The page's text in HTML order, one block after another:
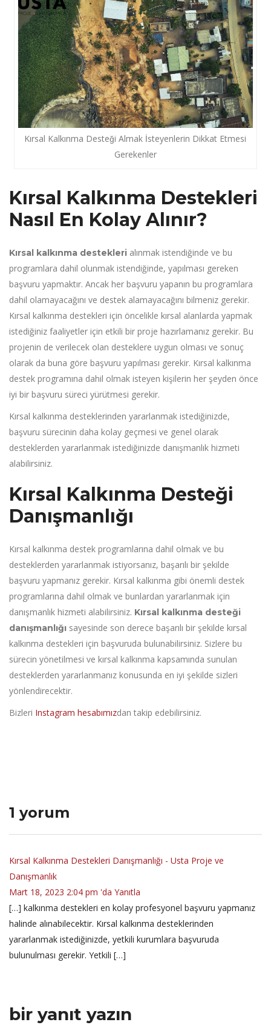
Kırsal Kalkınma Desteği Almak İsteyenlerin Dikkat Etmesi
Gerekenler
Kırsal Kalkınma Destekleri
Nasıl En Kolay Alınır?
Kırsal kalkınma destekleri alınmak istendiğinde ve bu
programlara dahil olunmak istendiğinde, yapılması gereken
başvuru yapmaktır. Ancak her başvuru yapanın bu programlara
dahil olamayacağını ve destek alamayacağını bilmeniz gerekir.
Kırsal kalkınma destekleri için öncelikle kırsal alanlarda yapmak
istediğiniz faaliyetler için etkili bir proje hazırlamanız gerekir. Bu
projenin de verilecek olan desteklere uygun olması ve sonuç
olarak da buna göre başvuru yapılması gerekir. Kırsal kalkınma
destek programına dahil olmak isteyen kişilerin her şeyden önce
iyi bir başvuru süreci yürütmesi gerekir.
Kırsal kalkınma desteklerinden yararlanmak istediğinizde,
başvuru sürecinin daha kolay geçmesi ve genel olarak
desteklerden yararlanmak istediğinizde danışmanlık hizmeti
alabilirsiniz.
Kırsal Kalkınma Desteği
Danışmanlığı
Kırsal kalkınma destek programlarına dahil olmak ve bu
desteklerden yararlanmak istiyorsanız, başarılı bir şekilde
başvuru yapmanız gerekir. Kırsal kalkınma gibi önemli destek
programlarına dahil olmak ve bunlardan yararlanmak için
danışmanlık hizmeti alabilirsiniz. Kırsal kalkınma desteği
danışmanlığı sayesinde son derece başarılı bir şekilde kırsal
kalkınma destekleri için başvuruda bulunabilirsiniz. Sizlere bu
sürecin yönetilmesi ve kırsal kalkınma kapsamında sunulan
desteklerden yararlanmanız konusunda en iyi şekilde sizleri
yönlendirecektir.
Bizleri Instagram hesabımızdan takip edebilirsiniz.
1 yorum
Kırsal Kalkınma Destekleri Danışmanlığı - Usta Proje ve
Danışmanlık
Mart 18, 2023 2:04 pm 'da Yanıtla
[…] kalkınma destekleri en kolay profesyonel başvuru yapmanız
halinde alınabilecektir. Kırsal kalkınma desteklerinden
yararlanmak istediğinizde, yetkili kurumlara başvuruda
bulunulması gerekir. Yetkili […]
bir yanıt yazın